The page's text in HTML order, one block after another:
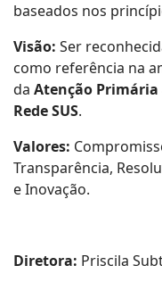
baseados nos
Visão: Ser
como referência na
da Atenção Primária
Rede SUS.
Valores:
Transparência,
e Inovação.
Diretora: Priscila